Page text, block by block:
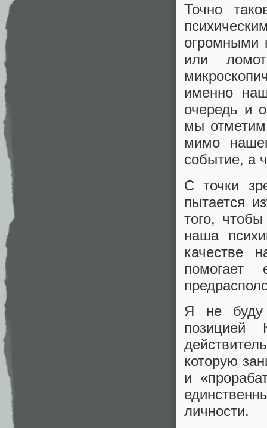
Точно
огромными
или
именно
очередь и
мы
мимо
событие, а
С точки
пытается
того,
наша
качестве
помогает
Я не буду
которую
и
личности.